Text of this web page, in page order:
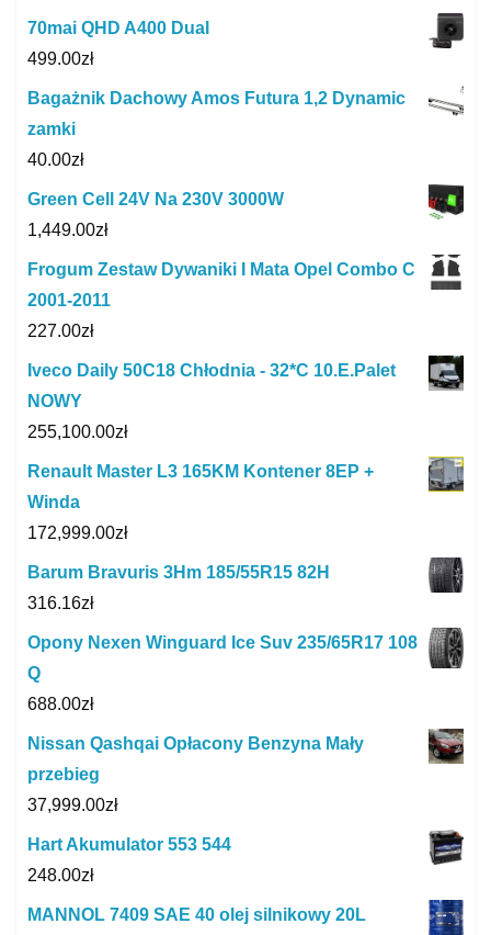
70mai QHD A400 Dual
499.00zł
Bagażnik Dachowy Amos Futura 1,2 Dynamic
zamki
40.00zł
Green Cell 24V Na 230V 3000W
1,449.00zł
Frogum Zestaw Dywaniki I Mata Opel Combo C
2001-2011
227.00zł
Iveco Daily 50C18 Chłodnia - 32*C 10.E.Palet
NOWY
255,100.00zł
Renault Master L3 165KM Kontener 8EP +
Winda
172,999.00zł
Barum Bravuris 3Hm 185/55R15 82H
316.16zł
Opony Nexen Winguard Ice Suv 235/65R17 108
Q
688.00zł
Nissan Qashqai Opłacony Benzyna Mały
przebieg
37,999.00zł
Hart Akumulator 553 544
248.00zł
MANNOL 7409 SAE 40 olej silnikowy 20L